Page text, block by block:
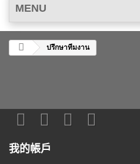
MENU
ปรึกษาทีมงาน
我的帳戶